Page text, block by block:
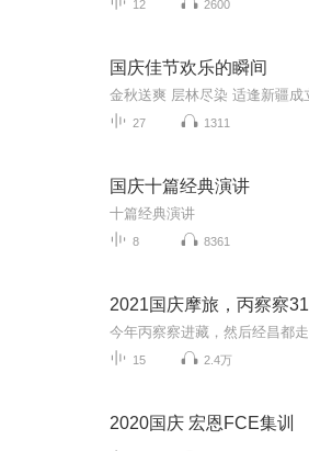
12 2600
国庆佳节欢乐的瞬间
27 1311
国庆十篇经典演讲
十篇经典演讲
8 8361
2021国庆摩旅，丙察察
15 2.4万
2020国庆 宏恩FCE集训